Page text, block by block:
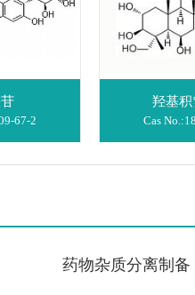
羟基积雪草酸
Cas No.:18449-
药物杂质分离制备